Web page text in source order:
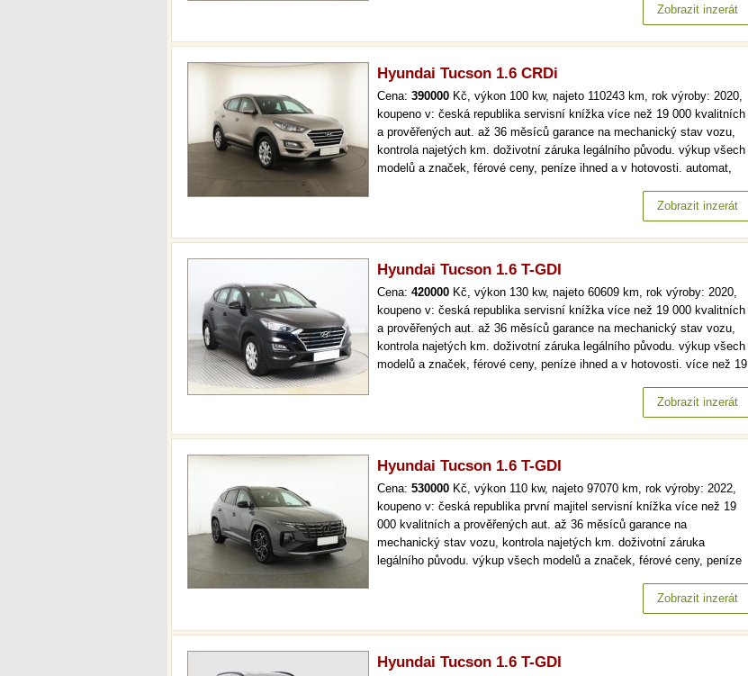
měsíců garance na mechanický stav vozu, kontrola najetých…
Zobrazit inzerát
Hyundai Tucson 1.6 CRDi
Cena: 390000 Kč, výkon 100 kw, najeto 110243 km, rok výroby: 2020,
koupeno v: česká republika servisní knížka více než 19 000 kvalitních
a prověřených aut. až 36 měsíců garance na mechanický stav vozu,
kontrola najetých km. doživotní záruka legálního původu. výkup všech
modelů a značek, férové ceny, peníze ihned a v hotovosti. automat,
36 měsíců garance na mechanický stav vozu, kontrola…Zobrazit inzerát
Hyundai Tucson 1.6 T-GDI
Cena: 420000 Kč, výkon 130 kw, najeto 60609 km, rok výroby: 2020,
koupeno v: česká republika servisní knížka více než 19 000 kvalitních
a prověřených aut. až 36 měsíců garance na mechanický stav vozu,
kontrola najetých km. doživotní záruka legálního původu. výkup všech
modelů a značek, férové ceny, peníze ihned a v hotovosti. více než 19
mechanický stav vozu, kontrola najetých km. doživotní záruka…
Zobrazit inzerát
Hyundai Tucson 1.6 T-GDI
Cena: 530000 Kč, výkon 110 kw, najeto 97070 km, rok výroby: 2022,
koupeno v: česká republika první majitel servisní knížka více než 19
000 kvalitních a prověřených aut. až 36 měsíců garance na
mechanický stav vozu, kontrola najetých km. doživotní záruka
legálního původu. výkup všech modelů a značek, férové ceny, peníze
36 měsíců garance na mechanický stav vozu, kontrola najetých km.…
Zobrazit inzerát
Hyundai Tucson 1.6 T-GDI